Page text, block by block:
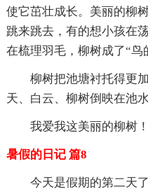
使它茁壮成长。美丽的柳
跳来跳去，有的想小孩在
在梳理羽毛，柳树成了“鸟
柳树把池塘衬托得更
天、白云、柳树倒映在池
我爱我这美丽的柳树！
暑假的日记 篇8
今天是假期的第二天